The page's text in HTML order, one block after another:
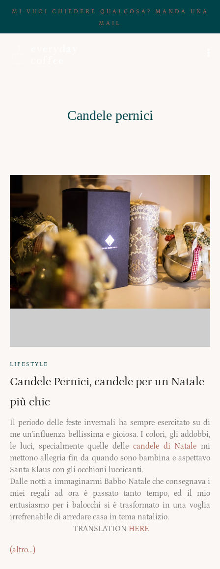
MI VUOI CHIEDERE QUALCOSA? MANDA UNA
MAIL
Candele pernici
LIFESTYLE
Candele Pernici, candele per un Natale
più chic
Il periodo delle feste invernali ha sempre esercitato su di
me un’influenza bellissima e gioiosa. I colori, gli addobbi,
le luci, specialmente quelle delle candele di Natale mi
mettono allegria fin da quando sono bambina e aspettavo
Santa Klaus con gli occhioni luccicanti.
Dalle notti a immaginarmi Babbo Natale che consegnava i
miei regali ad ora è passato tanto tempo, ed il mio
entusiasmo per i balocchi si è trasformato in una voglia
irrefrenabile di arredare casa in tema natalizio.
TRANSLATION HERE
(altro…)